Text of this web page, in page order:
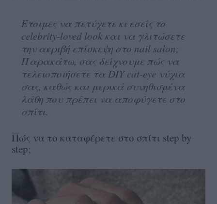
Έτοιμες να πετύχετε κι εσείς το
celebrity-loved look και να γλιτώσετε
την ακριβή επίσκεψη στο nail salon;
Παρακάτω, σας δείχνουμε πώς να
τελειοποιήσετε τα DIY cat-eye νύχια
σας, καθώς και μερικά συνηθισμένα
λάθη που πρέπει να αποφύγετε στο
σπίτι.
Πώς να το καταφέρετε στο σπίτι step by
step;